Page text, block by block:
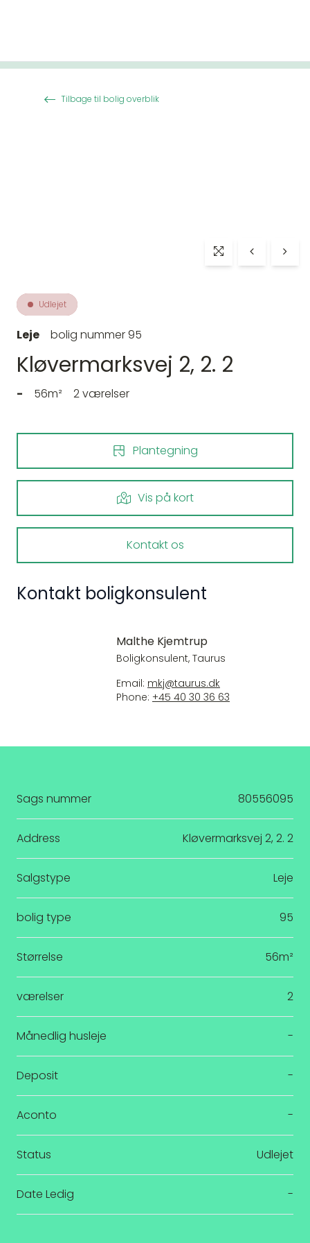
Tilbage til bolig overblik
Udlejet
Leje bolig nummer 95
Kløvermarksvej 2, 2. 2
- 56m² 2 værelser
Plantegning
Vis på kort
Kontakt os
Kontakt boligkonsulent
Malthe Kjemtrup
Boligkonsulent, Taurus
Email: mkj@taurus.dk
Phone: +45 40 30 36 63
Sags nummer 80556095
Address Kløvermarksvej 2, 2. 2
Salgstype Leje
bolig type 95
Størrelse 56m²
værelser 2
Månedlig husleje -
Deposit -
Aconto -
Status Udlejet
Date Ledig -